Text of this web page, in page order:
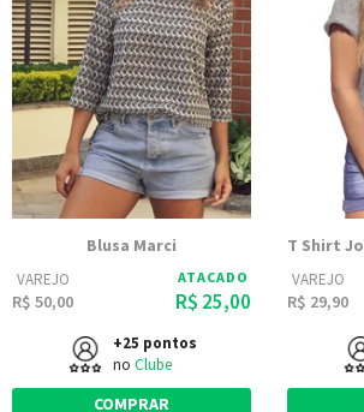
Blusa Marci
VAREJO
R$ 50,00
ATACADO
R$ 25,00
+25 pontos
no Clube
COMPRAR
VAREJO
R$ 29,90